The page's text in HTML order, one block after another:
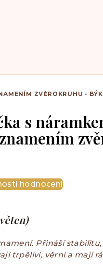
ZVĚROKRUHU - BÝK
s
hodnocení
Přináší
trpěliví, věrní a mají